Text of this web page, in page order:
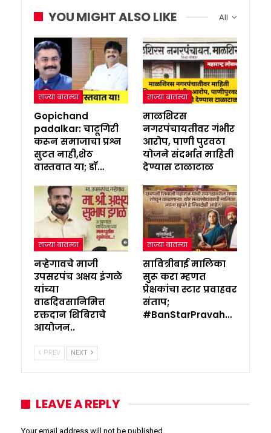
All
YOU MIGHT ALSO LIKE
ताज्या बातम्या
Gopichand
padalkar: चाटूगिरी
करून समाजाचा प्रश्न
सुटत नाही,शेठ
वास्तवात या; डॉ…
ताज्या बातम्या
माळशिरस
नगरपंचायतीवर गंभीर
आरोप, पाणी पुरवठा
योजने संदर्भात माहिती
देण्यास टाळाटाळ
ताज्या बातम्या
नऱ्हेगावचे माजी
उपसरपंच अक्षय इंगळे
यांच्या
वाढदिवसानिमित्त
रक्तदान शिबिराचे
आयोजन..
ताज्या बातम्या
सावित्रीबाई मालिका
सुरू करा म्हणत
प्रेक्षकांचा स्टार प्रवाहवर
संताप;
#BanStarPravah…
PREV NEXT
LEAVE A REPLY
Your email address will not be published.